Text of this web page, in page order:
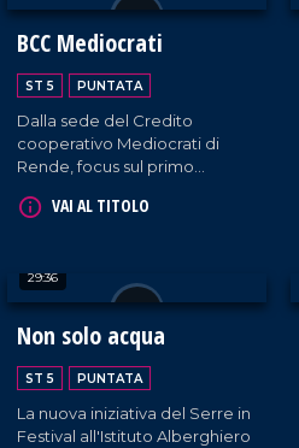
BCC Mediocrati
ST 5 PUNTATA
Dalla sede del Credito
cooperativo Mediocrati di
Rende, focus sul primo
sociale e la cooperazione
VAI AL TITOLO
29:36
Non solo acqua
ST 5 PUNTATA
La nuova iniziativa del Serre in
Festival all'Istituto Alberghiero